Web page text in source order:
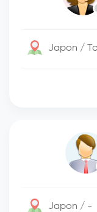
Japon /
Japon / -